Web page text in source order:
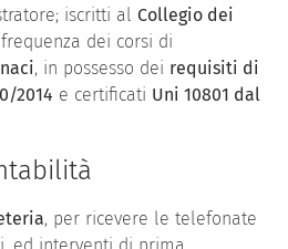
iscritti al Collegio dei
dei corsi di
, in possesso dei requisiti di
2014 e certificati Uni 10801 dal
, per ricevere le telefonate
ed interventi di prima